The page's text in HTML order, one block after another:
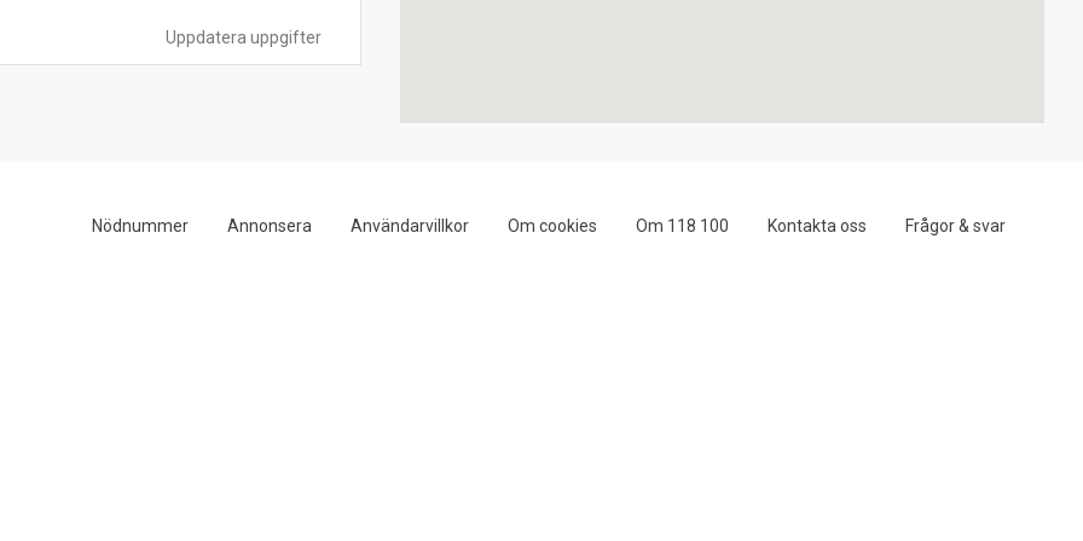
Uppdatera uppgifter
Nödnummer Annonsera Användarvillkor Om cookies Om 118 100 Kontakta oss Frågor & svar